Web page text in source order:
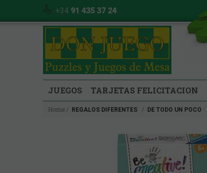
+34 91 435 37 24
JUEGOS TARJETAS FELICITACION
Home REGALOS DIFERENTES DE TODO UN POCO